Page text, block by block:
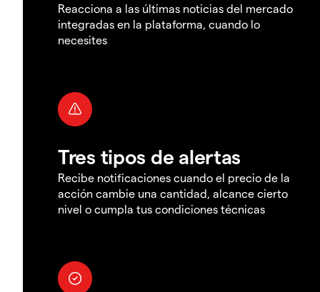
Reacciona a las últimas noticias del mercado
integradas en la plataforma, cuando lo
necesites
Tres tipos de alertas
Recibe notificaciones cuando el precio de la
acción cambie una cantidad, alcance cierto
nivel o cumpla tus condiciones técnicas